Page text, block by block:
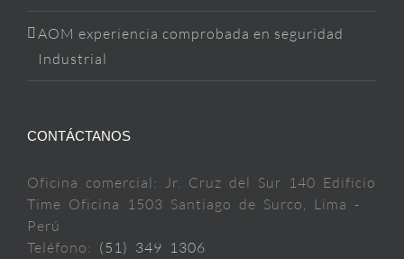
AOM experiencia comprobada en seguridad
Industrial
CONTÁCTANOS
Oficina comercial: Jr. Cruz del Sur 140 Edificio
Time Oficina 1503 Santiago de Surco, Lima -
Perú
Teléfono: (51) 349 1306